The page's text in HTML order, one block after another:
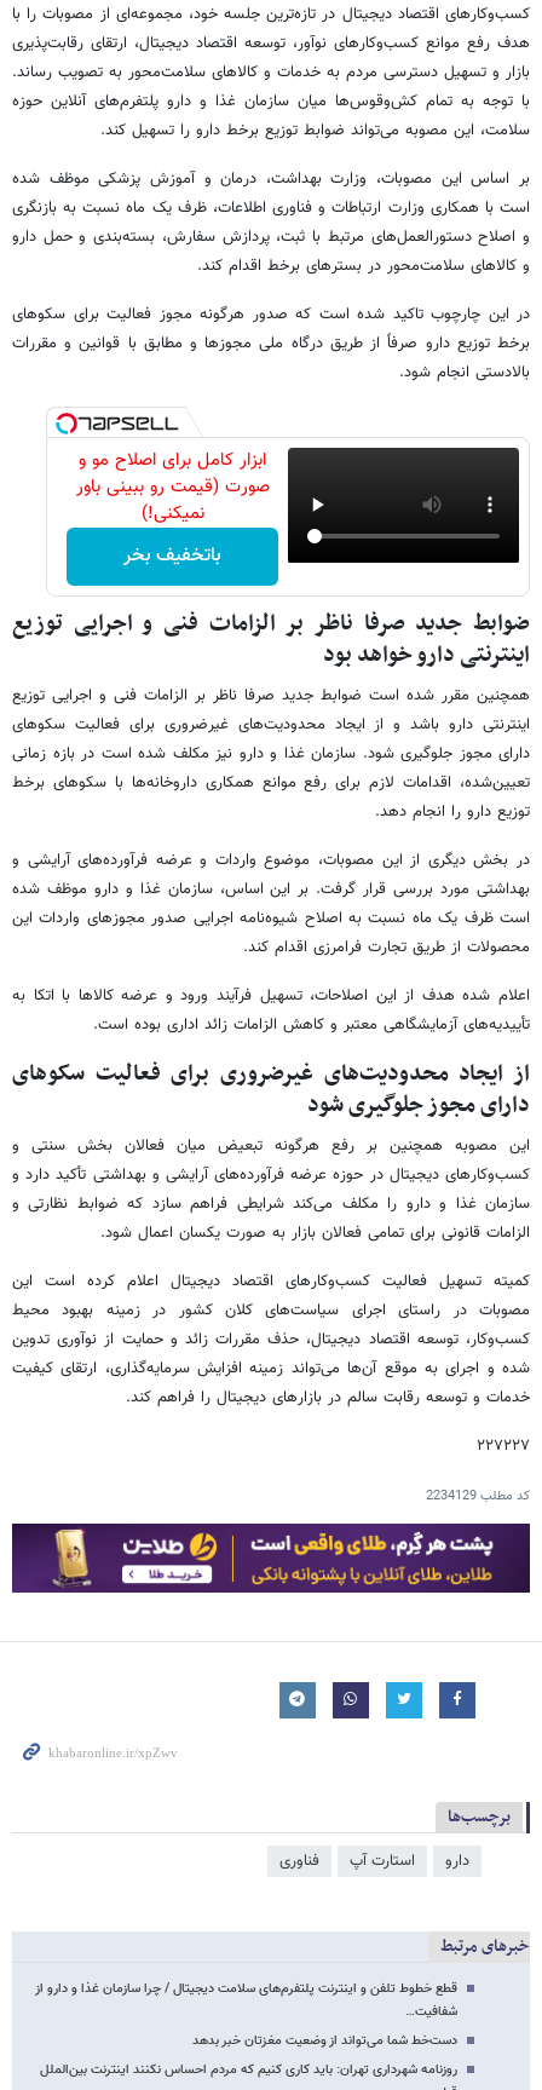
کسب‌وکارهای اقتصاد دیجیتال در تازه‌ترین جلسه خود، مجموعه‌ای از مصوبات را با
هدف رفع موانع کسب‌وکارهای نوآور، توسعه اقتصاد دیجیتال، ارتقای رقابت‌پذیری
بازار و تسهیل دسترسی مردم به خدمات و کالاهای سلامت‌محور به تصویب رساند.
با توجه به تمام کش‌وقوس‌ها میان سازمان غذا و دارو پلتفرم‌های آنلاین حوزه
سلامت، این مصوبه می‌تواند ضوابط توزیع برخط دارو را تسهیل کند.
بر اساس این مصوبات، وزارت بهداشت، درمان و آموزش پزشکی موظف شده
است با همکاری وزارت ارتباطات و فناوری اطلاعات، ظرف یک ماه نسبت به بازنگری
و اصلاح دستورالعمل‌های مرتبط با ثبت، پردازش سفارش، بسته‌بندی و حمل دارو
و کالاهای سلامت‌محور در بسترهای برخط اقدام کند.
در این چارچوب تاکید شده است که صدور هرگونه مجوز فعالیت برای سکوهای
برخط توزیع دارو صرفاً از طریق درگاه ملی مجوزها و مطابق با قوانین و مقررات
بالادستی انجام شود.
ابزار کامل برای اصلاح مو و
صورت (قیمت رو ببینی باور
نمیکنی!)
باتخفیف بخر
ضوابط جدید صرفا ناظر بر الزامات فنی و اجرایی توزیع
اینترنتی دارو خواهد بود
همچنین مقرر شده است ضوابط جدید صرفا ناظر بر الزامات فنی و اجرایی توزیع
اینترنتی دارو باشد و از ایجاد محدودیت‌های غیرضروری برای فعالیت سکوهای
دارای مجوز جلوگیری شود. سازمان غذا و دارو نیز مکلف شده است در بازه زمانی
تعیین‌شده، اقدامات لازم برای رفع موانع همکاری داروخانه‌ها با سکوهای برخط
توزیع دارو را انجام دهد.
در بخش دیگری از این مصوبات، موضوع واردات و عرضه فرآورده‌های آرایشی و
بهداشتی مورد بررسی قرار گرفت. بر این اساس، سازمان غذا و دارو موظف شده
است ظرف یک ماه نسبت به اصلاح شیوه‌نامه اجرایی صدور مجوزهای واردات این
محصولات از طریق تجارت فرامرزی اقدام کند.
اعلام شده هدف از این اصلاحات، تسهیل فرآیند ورود و عرضه کالاها با اتکا به
تأییدیه‌های آزمایشگاهی معتبر و کاهش الزامات زائد اداری بوده است.
از ایجاد محدودیت‌های غیرضروری برای فعالیت سکوهای
دارای مجوز جلوگیری شود
این مصوبه همچنین بر رفع هرگونه تبعیض میان فعالان بخش سنتی و
کسب‌وکارهای دیجیتال در حوزه عرضه فرآورده‌های آرایشی و بهداشتی تأکید دارد و
سازمان غذا و دارو را مکلف می‌کند شرایطی فراهم سازد که ضوابط نظارتی و
الزامات قانونی برای تمامی فعالان بازار به صورت یکسان اعمال شود.
کمیته تسهیل فعالیت کسب‌وکارهای اقتصاد دیجیتال اعلام کرده است این
مصوبات در راستای اجرای سیاست‌های کلان کشور در زمینه بهبود محیط
کسب‌وکار، توسعه اقتصاد دیجیتال، حذف مقررات زائد و حمایت از نوآوری تدوین
شده و اجرای به موقع آن‌ها می‌تواند زمینه افزایش سرمایه‌گذاری، ارتقای کیفیت
خدمات و توسعه رقابت سالم در بازارهای دیجیتال را فراهم کند.
۲۲۷۲۲۷
کد مطلب2234129
برچسب‌ها
دارو استارت آپ فناوری
خبرهای مرتبط
قطع خطوط تلفن و اینترنت پلتفرم‌های سلامت دیجیتال / چرا سازمان غذا و دارو از
شفافیت…
دست‌خط شما می‌تواند از وضعیت مغزتان خبر بدهد
روزنامه شهرداری تهران: باید کاری کنیم که مردم احساس نکنند اینترنت بین‌الملل